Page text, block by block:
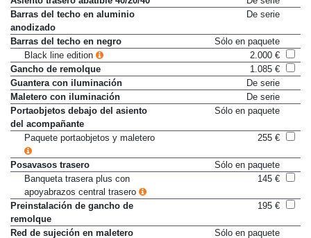
Asiento trasero abatible 40/20/40
De serie
Barras del techo en aluminio
anodizado
Barras del techo en negro
Sólo en paquete
Black line edition
2.000 €
Gancho de remolque
1.085 €
Guantera con iluminación
De serie
Maletero con iluminación
De serie
Portaobjetos debajo del asiento
del acompañante
Paquete portaobjetos y maletero
Posavasos trasero
Sólo en paquete
Banqueta trasera plus con
apoyabrazos central trasero
Preinstalación de gancho de
remolque